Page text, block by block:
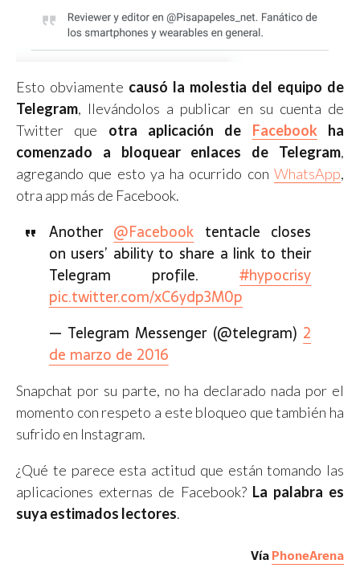
Esto obviamente causó la molestia del equipo de
Telegram, llevándolos a publicar en su cuenta de
Twitter que otra aplicación de Facebook ha
comenzado a bloquear enlaces de Telegram,
agregando que esto ya ha ocurrido con WhatsApp,
otra app más de Facebook.
Another @Facebook tentacle closes
on users’ ability to share a link to their
Telegram profile.#hypocrisy
pic.twitter.com/xC6ydp3M0p
— Telegram Messenger (@telegram) 2
de marzo de 2016
Snapchat por su parte, no ha declarado nada por el
momento con respeto a este bloqueo que también ha
sufrido en Instagram.
¿Qué te parece esta actitud que están tomando las
aplicaciones externas de Facebook? La palabra es
suya estimados lectores.
VíaPhoneArena